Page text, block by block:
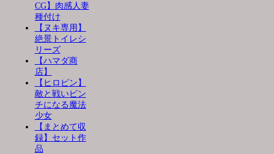
CG】肉感人妻
種付け
【ヌキ専用】
絶景トイレシ
リーズ
【ハマダ商
店】
【ヒロピン】
敵と戦いピン
チになる魔法
少女
【まとめて収
録】セット作
品